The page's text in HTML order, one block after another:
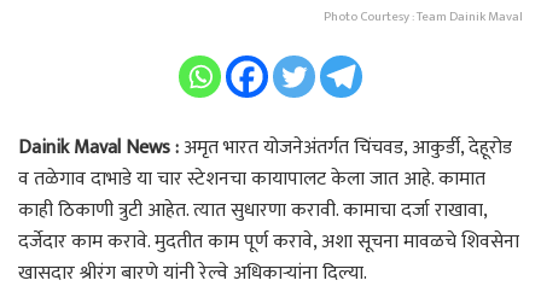
Photo Courtesy : Team Dainik Maval
Dainik Maval News :अमृत भारत योजनेअंतर्गत चिंचवड, आकुर्डी, देहूरोड
व तळेगाव दाभाडे या चार स्टेशनचा कायापालट केला जात आहे. कामात
काही ठिकाणी त्रुटी आहेत. त्यात सुधारणा करावी. कामाचा दर्जा राखावा,
दर्जेदार काम करावे. मुदतीत काम पूर्ण करावे, अशा सूचना मावळचे शिवसेना
खासदार श्रीरंग बारणे यांनी रेल्वे अधिकाऱ्यांना दिल्या.